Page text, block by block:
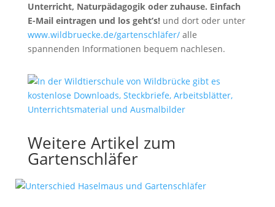
Unterricht, Naturpädagogik oder zuhause. Einfach
E-Mail eintragen und los geht’s!und dort oder unter
www.wildbruecke.de/gartenschläfer/alle
spannenden Informationen bequem nachlesen.
Weitere Artikel zum
Gartenschläfer